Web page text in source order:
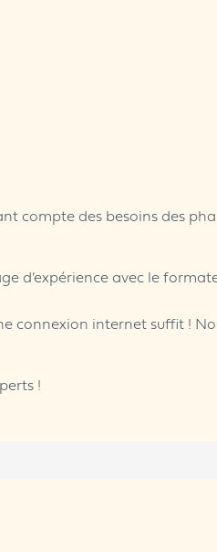
compte des besoins des
d’expérience avec le
connexion internet suffit !
!